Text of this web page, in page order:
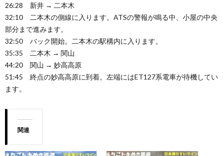
26:28 新井 → 二本木
32:10 二本木の側線に入ります。ATSの警報が鳴る中、小屋の中央
部分まで進みます。
32:50 バック開始。二本木の駅構内に入ります。
35:35 二本木 → 関山
44:20 関山 → 妙高高原
51:45 終点の妙高高原に到着。左端にはET127系電車が待機してい
ます。
関連